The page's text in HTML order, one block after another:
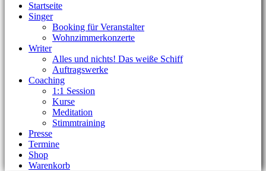
Startseite
Singer
Booking für Veranstalter
Wohnzimmerkonzerte
Writer
Alles und nichts! Das weiße Schiff
Auftragswerke
Coaching
1:1 Session
Kurse
Meditation
Stimmtraining
Presse
Termine
Shop
Warenkorb